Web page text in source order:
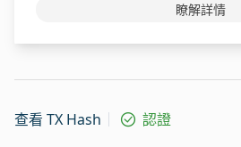
瞭解詳情
查看 TX Hash 認證